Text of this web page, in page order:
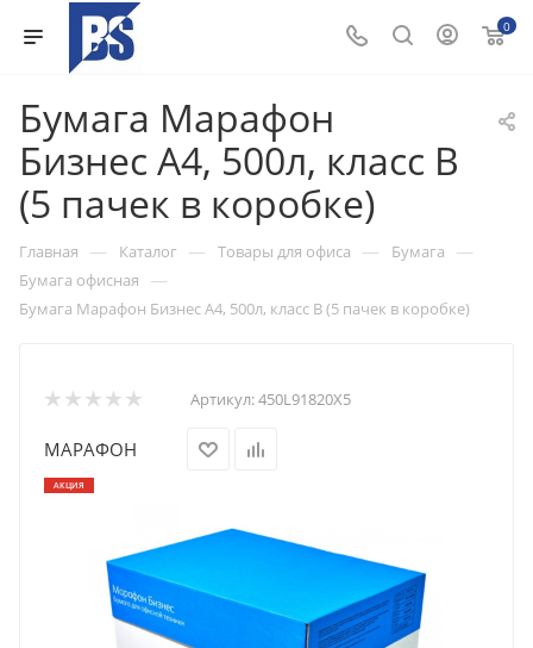
0
Бумага Марафон
Бизнес A4, 500л, класс В
(5 пачек в коробке)
Главная — Каталог — Товары для офиса — Бумага —
Бумага офисная —
Бумага Марафон Бизнес A4, 500л, класс В (5 пачек в коробке)
Артикул:450L91820X5
МАРАФОН
АКЦИЯ